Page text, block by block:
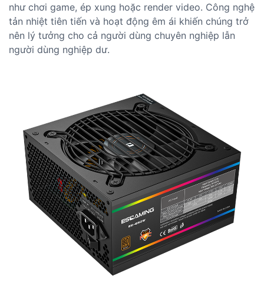
như chơi game, ép xung hoặc render video. Công nghệ
tản nhiệt tiên tiến và hoạt động êm ái khiến chúng trở
nên lý tưởng cho cả người dùng chuyên nghiệp lẫn
người dùng nghiệp dư.